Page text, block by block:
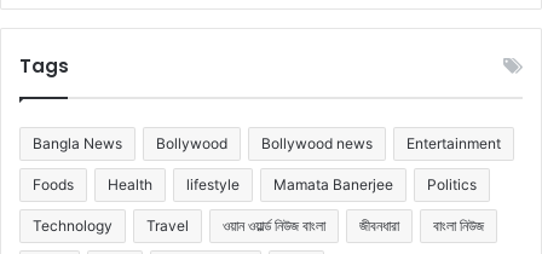
Tags
Bangla News Bollywood Bollywood news Entertainment
Foods Health lifestyle Mamata Banerjee Politics
Technology Travel ওয়ান ওয়ার্ল্ড নিউজ বাংলা জীবনধারা বাংলা নিউজ